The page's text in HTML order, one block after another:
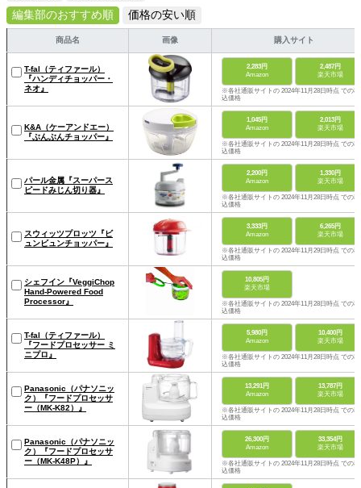
編集部のおすすめ順
価格の安い順
商品名 画像 購入サイト
T-fal（ティファール）
『ハンディチョッパー・
ネオ』
2,283円
Amazon
2,487円
楽天市場
※各社通販サイトの 2024年11月28日時点 での税
込価格
K&A（ケーアンドエー）
『ぶんぶんチョッパー』
1,045円
Amazon
2,013円
楽天市場
※各社通販サイトの 2024年11月28日時点 での税
込価格
パール金属『スーパース
ピードみじん切り器』
2,200円
Amazon
1,330円
楽天市場
※各社通販サイトの 2024年11月28日時点 での税
込価格
スウィッツプロッツ『ビ
ュンビュンチョッパー』
3,333円
Amazon
6,265円
楽天市場
※各社通販サイトの 2024年11月29日時点 での税
込価格
シェフイン『VeggiChop
Hand-Powered Food
Processor』
10,805円
楽天市場
※各社通販サイトの 2024年11月28日時点 での税
込価格
T-fal（ティファール）
『フードプロセッサー ミ
ニプロ』
5,980円
Amazon
10,400円
楽天市場
※各社通販サイトの 2024年11月28日時点 での税
込価格
Panasonic（パナソニッ
ク）『フードプロセッサ
ー（MK-K82）』
13,291円
Amazon
13,787円
楽天市場
※各社通販サイトの 2024年11月28日時点 での税
込価格
Panasonic（パナソニッ
ク）『フードプロセッサ
ー（MK-K48P）』
26,300円
Amazon
33,354円
楽天市場
※各社通販サイトの 2024年11月28日時点 での税
込価格